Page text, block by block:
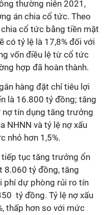
thường niên 2021,
án chia cổ tức. Theo
cổ tức bằng tiền mặt
có tỷ lệ là 17,8% đối với
vốn điều lệ từ cổ tức
hợp đã hoàn thành.
hàng đặt chỉ tiêu lợi
là 16.800 tỷ đồng; tăng
tín dụng tăng trưởng
NHNN và tỷ lệ nợ xấu
nhỏ hơn 1,5%.
tục tăng trưởng ổn
8.060 tỷ đồng, tăng
phí dự phòng rủi ro tín
tỷ đồng. Tỷ lệ nợ xấu
thấp hơn so với mức